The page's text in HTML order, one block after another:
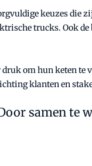
keuzes die
trucks. Ook
druk om hun keten te
klanten en
samen te